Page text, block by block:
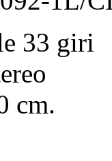
33 giri
cm.